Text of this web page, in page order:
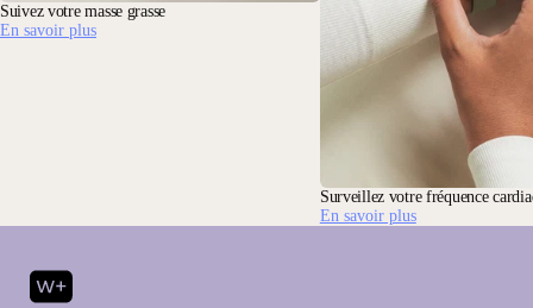
Suivez votre masse grasse
En savoir plus
Surveillez votre fréquence
En savoir plus